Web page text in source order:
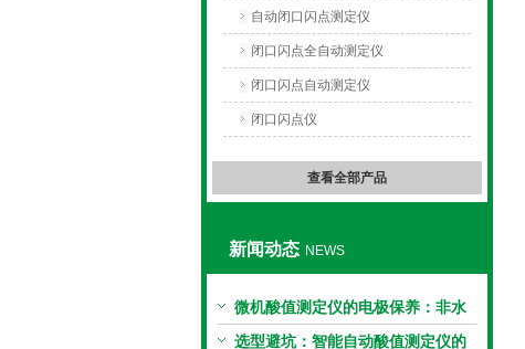
自动闭口闪点测定仪
闭口闪点全自动测定仪
闭口闪点自动测定仪
闭口闪点仪
查看全部产品
新闻动态 NEWS
微机酸值测定仪的电极保养：非水
电极的清洗与活化方法
选型避坑：智能自动酸值测定仪的